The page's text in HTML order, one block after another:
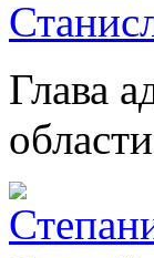
Глава
области